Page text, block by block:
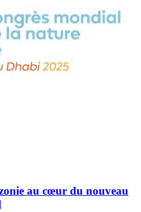
au cœur du nouveau